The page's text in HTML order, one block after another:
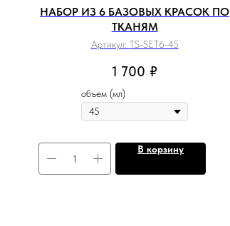
НАБОР ИЗ 6 БАЗОВЫХ КРАСОК ПО
ТКАНЯМ
Артикул: TS-SET6-45
1 700 ₽
объем (мл)
В корзину